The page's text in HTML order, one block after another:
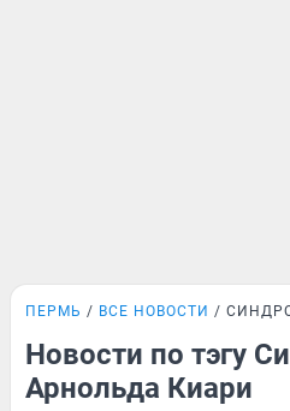
ПЕРМЬ ВСЕ НОВОСТИ
Новости по тэгу
Арнольда Киари